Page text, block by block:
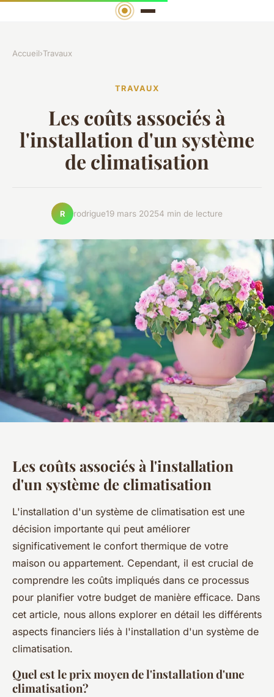
Accueil›Travaux
TRAVAUX
Les coûts associés à
l'installation d'un système
de climatisation
R rodrigue19 mars 20254 min de lecture
Les coûts associés à l'installation
d'un système de climatisation
L'installation d'un système de climatisation est une
décision importante qui peut améliorer
significativement le confort thermique de votre
maison ou appartement. Cependant, il est crucial de
comprendre les coûts impliqués dans ce processus
pour planifier votre budget de manière efficace. Dans
cet article, nous allons explorer en détail les différents
aspects financiers liés à l'installation d'un système de
climatisation.
Quel est le prix moyen de l'installation d'une
climatisation?